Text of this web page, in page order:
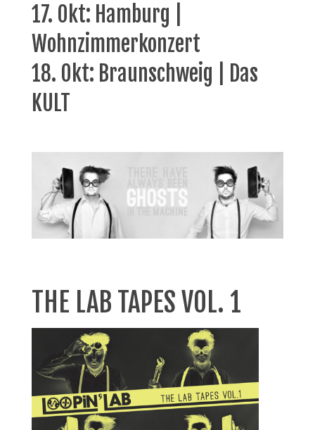
17. Okt: Hamburg |
Wohnzimmerkonzert
18. Okt: Braunschweig | Das
KULT
THE LAB TAPES VOL. 1